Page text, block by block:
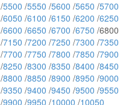
/5500 /5550 /5600 /5650 /5700
/6050 /6100 /6150 /6200 /6250
/6600 /6650 /6700 /6750 /6800
/7150 /7200 /7250 /7300 /7350
/7700 /7750 /7800 /7850 /7900
/8250 /8300 /8350 /8400 /8450
/8800 /8850 /8900 /8950 /9000
/9350 /9400 /9450 /9500 /9550
/9900 /9950 /10000 /10050